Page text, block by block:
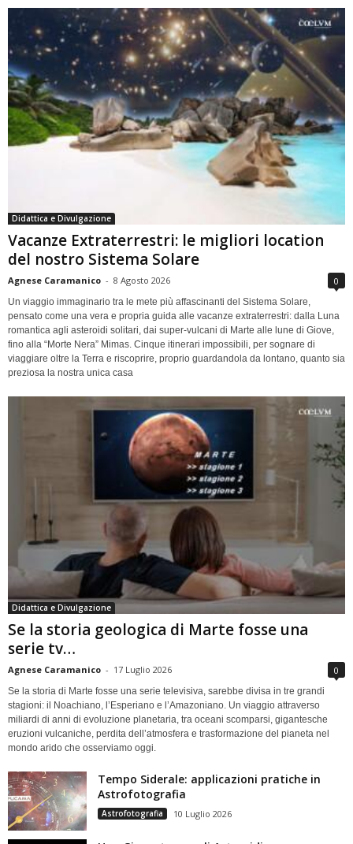
Didattica e Divulgazione
Vacanze Extraterrestri: le migliori location
del nostro Sistema Solare
Agnese Caramanico - 8 Agosto 2026 0
Un viaggio immaginario tra le mete più affascinanti del Sistema Solare,
pensato come una vera e propria guida alle vacanze extraterrestri: dalla Luna
romantica agli asteroidi solitari, dai super-vulcani di Marte alle lune di Giove,
fino alla “Morte Nera” Mimas. Cinque itinerari impossibili, per sognare di
viaggiare oltre la Terra e riscoprire, proprio guardandola da lontano, quanto sia
preziosa la nostra unica casa
Didattica e Divulgazione
Se la storia geologica di Marte fosse una
serie tv…
Agnese Caramanico - 17 Luglio 2026 0
Se la storia di Marte fosse una serie televisiva, sarebbe divisa in tre grandi
stagioni: il Noachiano, l’Esperiano e l’Amazoniano. Un viaggio attraverso
miliardi di anni di evoluzione planetaria, tra oceani scomparsi, gigantesche
eruzioni vulcaniche, perdita dell’atmosfera e trasformazione del pianeta nel
mondo arido che osserviamo oggi.
Tempo Siderale: applicazioni pratiche in
Astrofotografia
Astrofotografia 10 Luglio 2026